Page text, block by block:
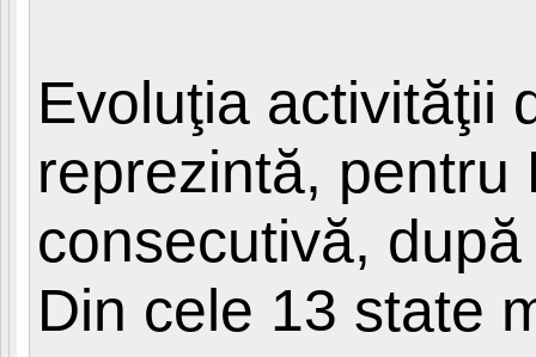
Evoluţia activităţii
reprezintă, pentru
consecutivă,
Din cele 13 state